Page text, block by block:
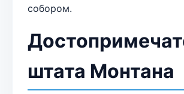
собором.
штата Монтана